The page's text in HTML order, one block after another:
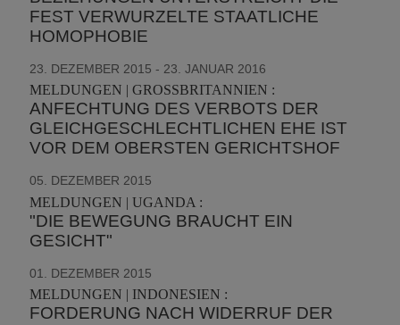
FEST VERWURZELTE STAATLICHE
HOMOPHOBIE
23. DEZEMBER 2015 - 23. JANUAR 2016
MELDUNGEN | GROSSBRITANNIEN :
ANFECHTUNG DES VERBOTS DER
GLEICHGESCHLECHTLICHEN EHE IST
VOR DEM OBERSTEN GERICHTSHOF
05. DEZEMBER 2015
MELDUNGEN | UGANDA :
"DIE BEWEGUNG BRAUCHT EIN
GESICHT"
01. DEZEMBER 2015
MELDUNGEN | INDONESIEN :
FORDERUNG NACH WIDERRUF DER